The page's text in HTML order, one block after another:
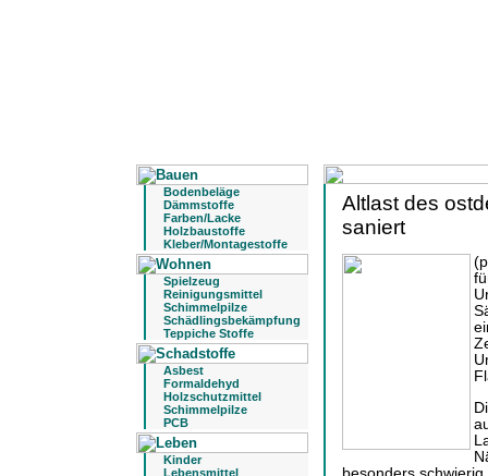
Bodenbeläge
Dämmstoffe
Farben/Lacke
Holzbaustoffe
Kleber/Montagestoffe
Spielzeug
Reinigungsmittel
Schimmelpilze
Schädlingsbekämpfung
Teppiche Stoffe
Asbest
Formaldehyd
Holzschutzmittel
Schimmelpilze
PCB
Kinder
Lebensmittel
Altlast des
saniert